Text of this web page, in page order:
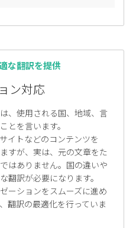
な翻訳を提供
ン対応
、使用される国、地域、言
とを言います。
イトなどのコンテンツを
すが、実は、元の文章をた
はありません。国の違いや
翻訳が必要になります。
ーションをスムーズに進め
翻訳の最適化を行っていま